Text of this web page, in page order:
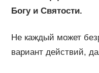
Богу и Святости.
Не каждый может
вариант действий,